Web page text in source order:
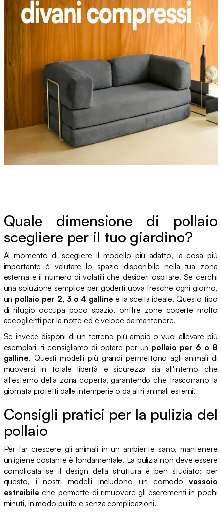
Quale dimensione di pollaio
scegliere per il tuo giardino?
Al momento di scegliere il modello più adatto, la cosa più
importante è valutare lo spazio disponibile nella tua zona
esterna e il numero di volatili che desideri ospitare. Se cerchi
una soluzione semplice per goderti uova fresche ogni giorno,
un pollaio per 2, 3 o 4 galline è la scelta ideale. Questo tipo
di rifugio occupa poco spazio, ohffre zone coperte molto
accoglienti per la notte ed è veloce da mantenere.
Se invece disponi di un terreno più ampio o vuoi allevare più
esemplari, ti consigliamo di optare per un pollaio per 6 o 8
galline. Questi modelli più grandi permettono agli animali di
muoversi in totale libertà e sicurezza sia all'interno che
all'esterno della zona coperta, garantendo che trascorrano la
giornata protetti dalle intemperie o da altri animali esterni.
Consigli pratici per la pulizia del
pollaio
Per far crescere gli animali in un ambiente sano, mantenere
un'igiene costante è fondamentale. La pulizia non deve essere
complicata se il design della struttura è ben studiato; per
questo, i nostri modelli includono un comodovassoio
estraibile che permette di rimuovere gli escrementi in pochi
minuti, in modo pulito e senza complicazioni.